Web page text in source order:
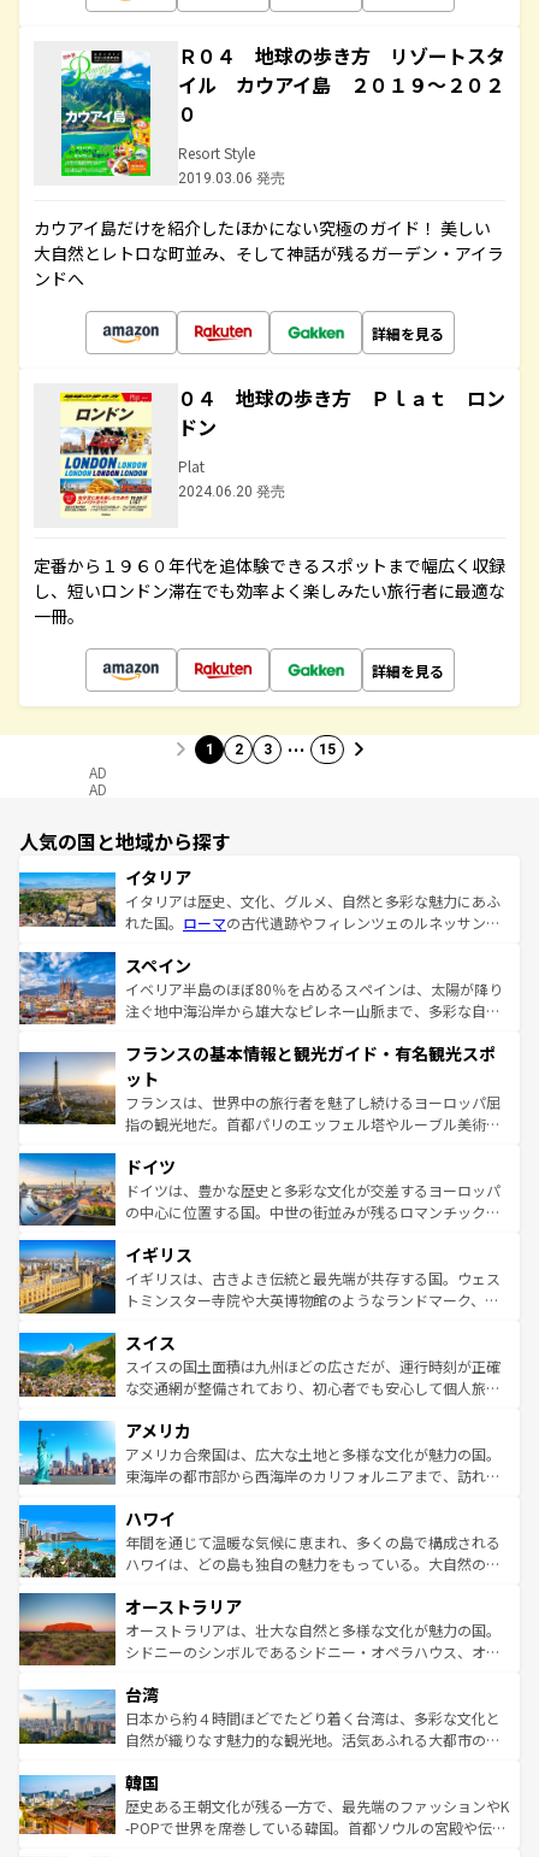
Ｒ０４ 地球の歩き方 リゾートスタ
イル カウアイ島 ２０１９～２０２
０
Resort Style
2019.03.06 発売
カウアイ島だけを紹介したほかにない究極のガイド！ 美しい
大自然とレトロな町並み、そして神話が残るガーデン・アイラ
ンドへ
詳細を見る
０４ 地球の歩き方 Ｐｌａｔ ロン
ドン
Plat
2024.06.20 発売
定番から１９６０年代を追体験できるスポットまで幅広く収録
し、短いロンドン滞在でも効率よく楽しみたい旅行者に最適な
一冊。
詳細を見る
1 2 3 … 15
AD
AD
人気の国と地域から探す
イタリア
イタリアは歴史、文化、グルメ、自然と多彩な魅力にあふ
れた国。 ローマの古代遺跡やフィレンツェのルネッサンス
ろん、トスカーナの美しい田園風景やアマルフィ海岸の絶
景など、自然景観も見逃せない。観光の合間には、本場の
ピザやパスタなど、絶品のイタリア料理を堪能することも
ませてくれるイタリアで、忘れられない旅をしてみよう！
なお、新着のイタリア情報は
しい。
スペイン
イベリア半島のほぼ80％を占めるスペインは、太陽が降り
注ぐ地中海沿岸から雄大なピレネー山脈まで、多彩な自然
文化が根付くこの国では、情熱的なフラメンコ、熱気あふ
れる闘牛、そして美味しいタパスが生活の一部となってい
る。首都マドリードの洗練された雰囲気や、バルセロナの
アートに溢れた街角から、地方では古代ローマ遺跡や中世
せる。地方によって風土や気候が異なるスペインはその個
性で訪れる人を魅了する。 なお、新着のスペイン情報は コ
ンテンツ一覧を参照してほしい。
フランスの基本情報と観光ガイド・有名観光スポ
ット
フランスは、世界中の旅行者を魅了し続けるヨーロッパ屈
指の観光地だ。首都パリのエッフェル塔やルーブル美術館
で、幅広い魅力が詰まっている。華麗な宮殿、歴史的な大
聖堂、美しいビーチ、そして豊かな自然が、訪れる者を心
から魅了する。また、フランスは美食の国としても知ら
いる。シャンパンの発祥地であるランス、プロヴァンスの
香り高いラベンダー畑など、多彩な楽しみ方が可能だ。さ
らに、パリ以外の地域にも魅力が溢れており、どの街角に
れる地方に足を運ぶとそれぞれで全く異なる文化を体験で
きるだろう。 なお、新着のフランス情報はコンテンツ一覧
を参照してほしい。
ドイツ
ドイツは、豊かな歴史と多彩な文化が交差するヨーロッパ
の中心に位置する国。中世の街並みが残るロマンチック街
顔を持つこの国は、どこを歩いても飽きることがない。ベ
ルリンの文化的活気、バイエルン州のアルプスの絶景、そ
してライン川沿いのワイン畑といった風景は必見。ビール
は、お酒好きな人にはぜひ体験してほしい。 なお、新着の
ドイツ情報はコンテンツ一覧を参照してほしい。
イギリス
イギリスは、古きよき伝統と最先端が共存する国。ウェス
トミンスター寺院や大英博物館のようなランドマーク、歴
リアごとに異なる魅力がある。また、優雅なアフタヌーン
ティー、ビール好きにはたまらない英国パブ、サッカー観
戦など、本場だからこそできる体験も豊富。イギリスを旅
ンツ一覧を参照してほしい。
スイス
スイスの国土面積は九州ほどの広さだが、運行時刻が正確
な交通網が整備されており、初心者でも安心して個人旅行
の建物がそのまま残る町や、スイスならではのユニークな
博物館もあり、アルプス観光だけでなく町歩きも満喫する
ことができる。国民の所得が高いため物価も高いが、旅行
ば市内交通費無料で観光を楽しむこともできる。 なお、新
着のスイス情報はコンテンツ一覧 を参照してほしい。
アメリカ
アメリカ合衆国は、広大な土地と多様な文化が魅力の国。
東海岸の都市部から西海岸のカリフォルニアまで、訪れる
のような巨大都市は、観光、ショッピング、エンターテイ
ンメントが詰まった刺激的なスポットだ。一方、アメリカ
西部には大自然が広がり、グランドキャニオンやイエロー
部のニューオーリンズでは、音楽と美食が融合した独特の
文化が魅力。旅行者はアメリカの各地域で異なる魅力を楽
しみながら、その多様性と豊かな歴史を感じることができ
ならではの贅沢な旅のスタイルだ。 なお、新着のアメリカ
情報はコンテンツ一覧を参照してほしい。
ハワイ
年間を通じて温暖な気候に恵まれ、多くの島で構成される
ハワイは、どの島も独自の魅力をもっている。大自然の神
ワイ島は見逃せない。また、定番の観光地といえばオアフ
島だが、静かな自然を求めるならマウイ島やカウアイ島が
おすすめ。エメラルドグリーンに輝く海をはじめ、豊かな
れるおもてなしの心で訪れる人々を迎えてくれるハワイの
人々、おいしいローカルフードやハワイアンミュージッ
ク、伝統的なフラダンスなど、すべてがハワイの魅力を彩
ワイを、存分に味わってほしい。 なお、新着のハワイ情報
はコンテンツ一覧を参照してほしい。
オーストラリア
オーストラリアは、壮大な自然と多様な文化が魅力の国。
シドニーのシンボルであるシドニー・オペラハウス、オー
リアリーフや大陸中央部にそびえるウルル（エアーズロッ
ク）、タスマニアの美しい原生林やケアンズの熱帯雨林な
ど、見どころがたくさん。また、カフェやワイン、オージ
いる。アクティビティも充実しており、サーフィンやダイ
ビング、ハイキングなど、アウトドア好きにはたまらな
い。オーストラリアの多彩な魅力を存分に味わいつくそ
台湾
日本から約４時間ほどでたどり着く台湾は、多彩な文化と
自然が織りなす魅力的な観光地。活気あふれる大都市の台
ン）、静ひつな山岳地帯である台湾東部など、都市の喧騒
と山間の静けさが共存しており、訪れる人に新しい発見と
驚きをもたらしてくれる。また、奥深い台湾の食文化も魅
韓国
歴史ある王朝文化が残る一方で、最先端のファッションやK
-POPで世界を席巻している韓国。首都ソウルの宮殿や伝統